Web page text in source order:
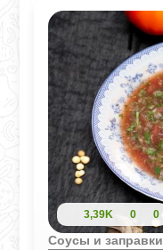
3,39K 0 0
Соусы и заправки